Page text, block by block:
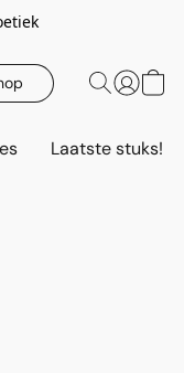
Laatste stuks!